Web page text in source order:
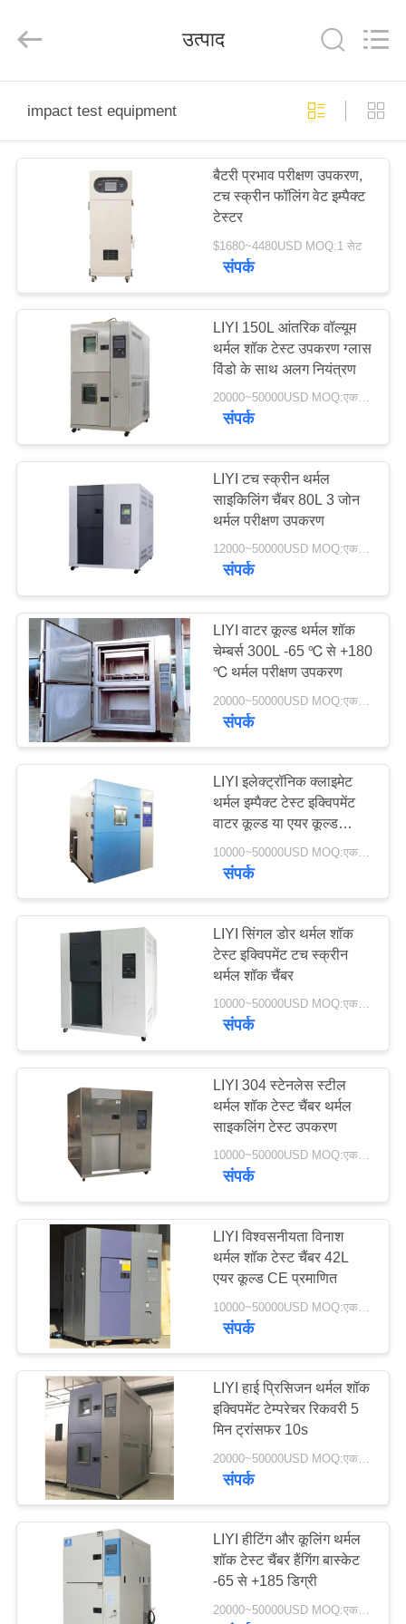
उत्पादों
कारखाना
नियंत्रण
एक
उद्धरण
की
विनती
करे
PRIVACY
POLICY
Technology
Co.,
Reserved.
उत्पाद
impact test equipment
बैटरी प्रभाव परीक्षण उपकरण,
टच स्क्रीन फॉलिंग वेट इम्पैक्ट
टेस्टर
$1680~4480USD MOQ:1 सेट
संपर्क
LIYI 150L आंतरिक वॉल्यूम
थर्मल शॉक टेस्ट उपकरण ग्लास
विंडो के साथ अलग नियंत्रण
20000~50000USD MOQ:एक सेट
संपर्क
LIYI टच स्क्रीन थर्मल
साइकिलिंग चैंबर 80L 3 जोन
थर्मल परीक्षण उपकरण
12000~50000USD MOQ:एक सेट
संपर्क
LIYI वाटर कूल्ड थर्मल शॉक
चेम्बर्स 300L -65 ℃ से +180
℃ थर्मल परीक्षण उपकरण
संपर्क
LIYI इलेक्ट्रॉनिक क्लाइमेट
थर्मल इम्पैक्ट टेस्ट इक्विपमेंट
वाटर कूल्ड या एयर कूल्ड
सिस्टम
10000~50000USD MOQ:एक सेट
संपर्क
LIYI सिंगल डोर थर्मल शॉक
टेस्ट इक्विपमेंट टच स्क्रीन
थर्मल शॉक चैंबर
10000~50000USD MOQ:एक सेट
संपर्क
LIYI 304 स्टेनलेस स्टील
थर्मल शॉक टेस्ट चैंबर थर्मल
साइकलिंग टेस्ट उपकरण
10000~50000USD MOQ:एक सेट
संपर्क
LIYI विश्वसनीयता विनाश
थर्मल शॉक टेस्ट चैंबर 42L
एयर कूल्ड CE प्रमाणित
संपर्क
LIYI हाई प्रिसिजन थर्मल शॉक
इक्विपमेंट टेम्परेचर रिकवरी 5
मिन ट्रांसफर 10s
20000~50000USD MOQ:एक सेट
संपर्क
LIYI हीटिंग और कूलिंग थर्मल
शॉक टेस्ट चैंबर हैंगिंग बास्केट
-65 से +185 डिग्री
20000~50000USD MOQ:एक सेट